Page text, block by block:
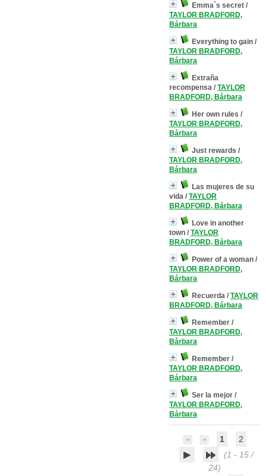
Emma´s secret /
TAYLOR BRADFORD,
Bárbara
Everything to gain /
TAYLOR BRADFORD,
Bárbara
Extraña
recompensa / TAYLOR
BRADFORD, Bárbara
Her own rules /
TAYLOR BRADFORD,
Bárbara
Just rewards /
TAYLOR BRADFORD,
Bárbara
Las mujeres de su
vida / TAYLOR
BRADFORD, Bárbara
Love in another
town / TAYLOR
BRADFORD, Bárbara
Power of a woman /
TAYLOR BRADFORD,
Bárbara
Recuerda / TAYLOR
BRADFORD, Bárbara
Remember /
TAYLOR BRADFORD,
Bárbara
Remember /
TAYLOR BRADFORD,
Bárbara
Ser la mejor /
TAYLOR BRADFORD,
Bárbara
1
2
(1 - 15 /
24)